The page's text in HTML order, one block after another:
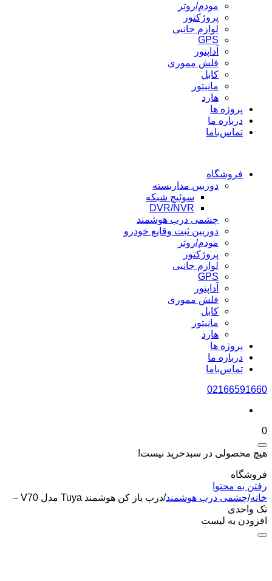
مودم/روتر
پروژکتور
لوازم جانبی
GPS
آداپتور
فلش مموری
کابل
مانیتور
هارد
پروژه ها
درباره ما
تماس‌باما
فروشگاه
دوربین مداربسته
سوئیچ شبکه
DVR/NVR
چشمی درب هوشمند
دوربین ثبت وقایع خودرو
مودم/روتر
پروژکتور
لوازم جانبی
GPS
آداپتور
فلش مموری
کابل
مانیتور
هارد
پروژه ها
درباره ما
تماس‌باما
02166591660
0
هیچ محصولی در سبدخرید نیست!
فروشگاه
رفتن به محتوا
خانه/چشمی درب هوشمند/
درب باز کن هوشمند Tuya مدل V70 –
تک واحدی
افزودن به لیست